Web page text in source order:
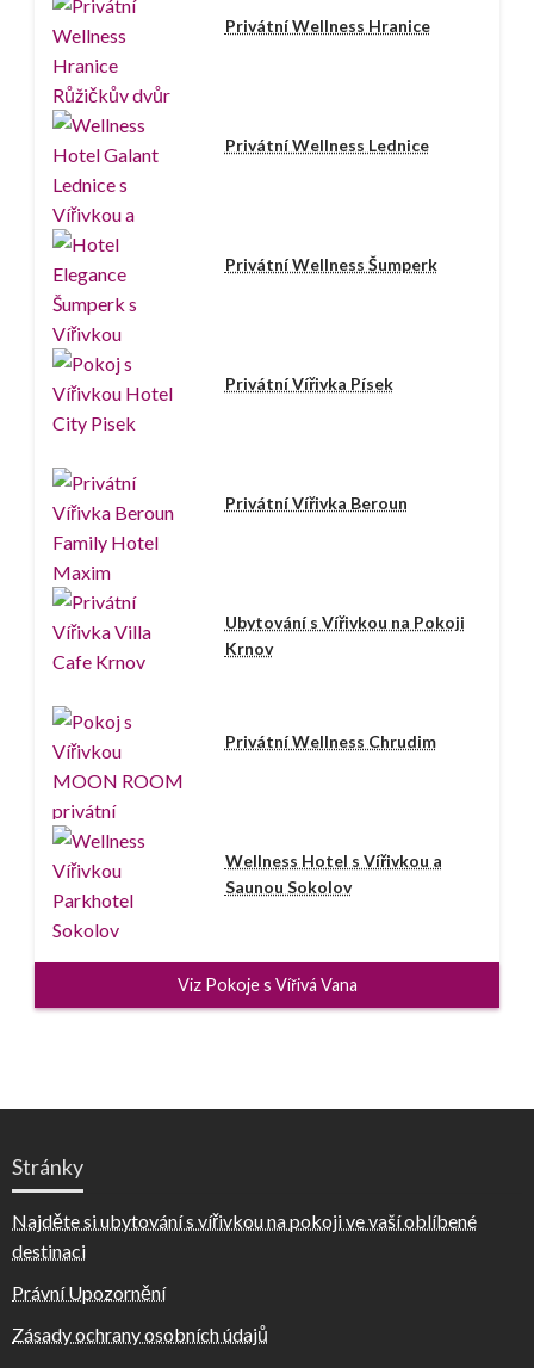
Privátní Wellness Hranice
Privátní Wellness Lednice
Privátní Wellness Šumperk
Privátní Vířivka Písek
Privátní Vířivka Beroun
Ubytování s Vířivkou na Pokoji
Krnov
Privátní Wellness Chrudim
Wellness Hotel s Vířivkou a
Saunou Sokolov
Viz Pokoje s Vířivá Vana
Stránky
Najděte si ubytování s vířivkou na pokoji ve vaší oblíbené
destinaci
Právní Upozornění
Zásady ochrany osobních údajů